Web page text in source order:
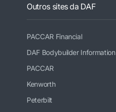
Outros sites da DAF
PACCAR Financial
DAF Bodybuilder Information
PACCAR
Kenworth
Peterbilt